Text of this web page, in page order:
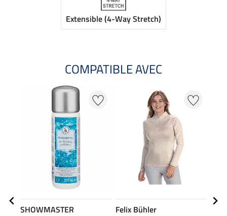
Extensible (4-Way Stretch)
COMPATIBLE AVEC
SHOWMASTER
Felix Bühler